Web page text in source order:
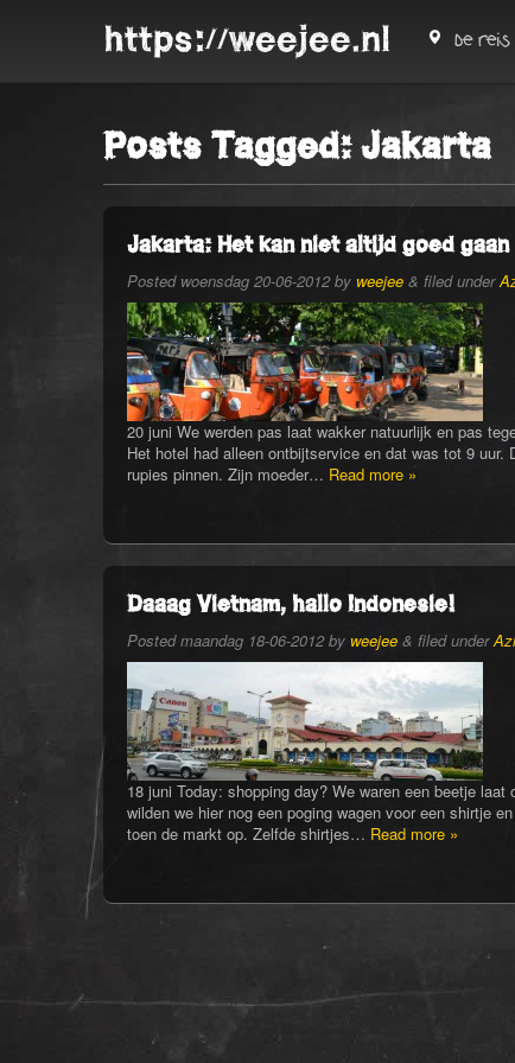
https://weejee.nl De reis
Posts Tagged:Jakarta
Jakarta: Het kan niet altijd goed gaan
Posted woensdag 20-06-2012by weejee & filed under
20 juni We werden pas laat wakker natuurlijk en pas
Het hotel had alleen ontbijtservice en dat was tot 9
rupies pinnen. Zijn moeder… Read more »
Daaag Vietnam, hallo Indonesie!
Postedmaandag 18-06-2012by weejee & filed under
18 juni Today: shopping day? We waren een beetje
wilden we hier nog een poging wagen voor een shirtje
toen de markt op. Zelfde shirtjes… Read more »